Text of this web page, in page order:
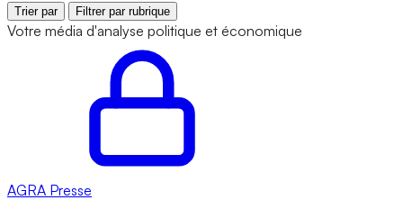
Trier par Filtrer par rubrique
Votre média d'analyse politique et économique
AGRA Presse